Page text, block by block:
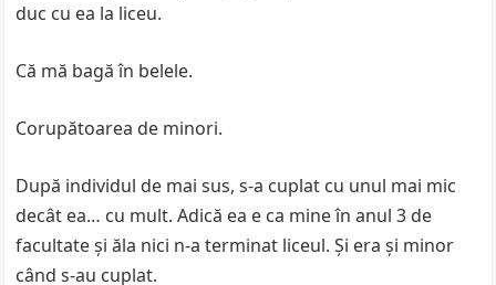
duc cu ea la liceu.
Că mă bagă în belele.
Corupătoarea de minori.
După individul de mai sus, s-a cuplat cu unul mai mic
decât ea… cu mult. Adică ea e ca mine în anul 3 de
facultate și ăla nici n-a terminat liceul. Și era și minor
când s-au cuplat.